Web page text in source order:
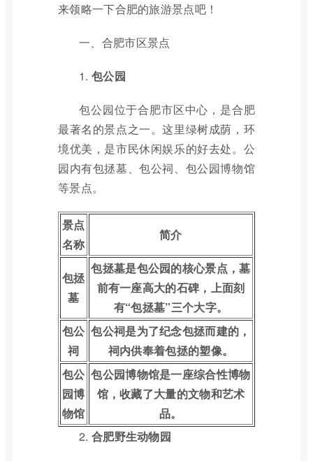
来领略一下合肥的旅游景点吧！
一、合肥市区景点
1. 包公园
包公园位于合肥市区中心，是合肥
最著名的景点之一。这里绿树成荫，环
境优美，是市民休闲娱乐的好去处。公
园内有包拯墓、包公祠、包公园博物馆
等景点。
景点
名称
简介
包拯
墓
包拯墓是包公园的核心景点，墓
前有一座高大的石碑，上面刻
有“包拯墓”三个大字。
包公
祠
包公祠是为了纪念包拯而建的，
祠内供奉着包拯的塑像。
包公
园博
物馆
包公园博物馆是一座综合性博物
馆，收藏了大量的文物和艺术
品。
2. 合肥野生动物园